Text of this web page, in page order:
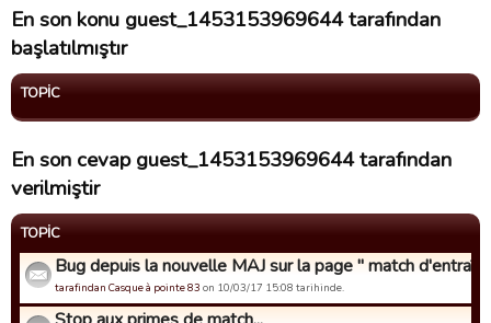
En son konu guest_1453153969644 tarafından
başlatılmıştır
TOPIC
En son cevap guest_1453153969644 tarafından
verilmiştir
TOPIC
Bug depuis la nouvelle MAJ sur la page " match
tarafindan Casque à pointe 83 on 10/03/17 15:08 tarihinde.